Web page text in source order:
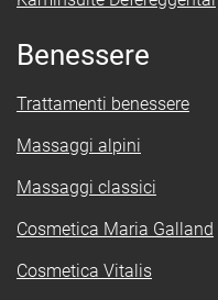
Benessere
Trattamenti benessere
Massaggi alpini
Massaggi classici
Cosmetica Maria Galland
Cosmetica Vitalis